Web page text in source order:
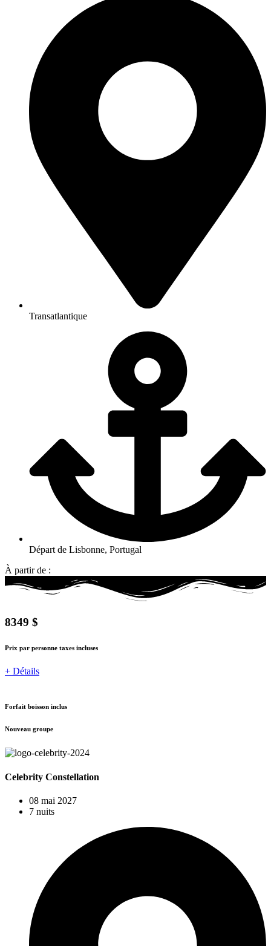
Transatlantique
Départ de Lisbonne, Portugal
À partir de :
8349 $
Prix par personne taxes incluses
+ Détails
Forfait boisson inclus
Nouveau groupe
Celebrity Constellation
08 mai 2027
7 nuits